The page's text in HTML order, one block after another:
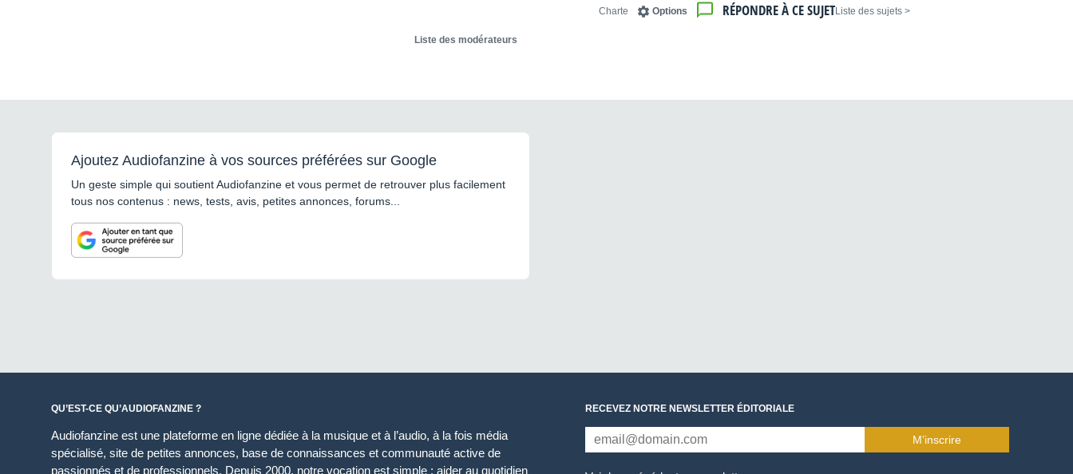
< Liste des sujets
RÉPONDRE À CE SUJET
Options
Charte
Liste des modérateurs
Ajoutez Audiofanzine à vos sources préférées sur Google
Un geste simple qui soutient Audiofanzine et vous permet de retrouver plus facilement
tous nos contenus : news, tests, avis, petites annonces, forums...
QU’EST-CE QU’AUDIOFANZINE ?
Audiofanzine est une plateforme en ligne dédiée à la musique et à l’audio, à la fois média
spécialisé, site de petites annonces, base de connaissances et communauté active de
passionnés et de professionnels. Depuis 2000, notre vocation est simple : aider au quotidien
RECEVEZ NOTRE NEWSLETTER ÉDITORIALE
M’inscrire